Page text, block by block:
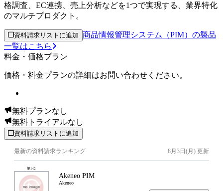
格調査、EC連携、売上分析などを1つで実現する、業界特化
のマルチプロダクト。
資料請求リストに追加 商品情報管理システム（PIM）の製品
一覧はこちら
料金・価格プラン
価格・料金プランの詳細はお問い合わせください。
無料プランなし
無料トライアルなし
資料請求リストに追加
最新の資料請求ランキング 8月3日(月) 更新
第1位
Akeneo PIM
Akeneo